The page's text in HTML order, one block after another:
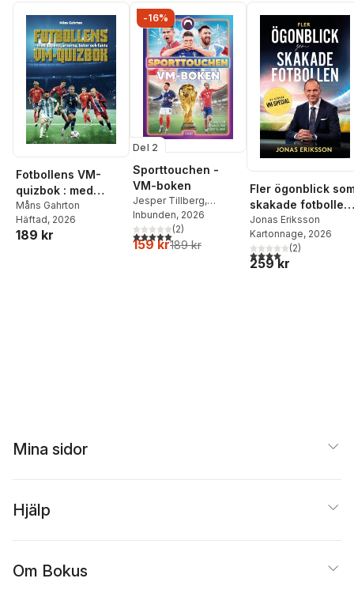
Fotbollens VM-
quizbok : med
superstjärnorna,
listor och fakta
Måns Gahrton
Häftad, 2026
189 kr
-16%
Del 2
Sporttouchen -
VM-boken
Jesper Tillberg,
Sporttouchen,Tim
Rangström
Faro
Inbunden, 2026
5,0utav 5 stjärnor. Totalt antal röster:
(2)
159 kr189 kr
Fler ögonblick
skakade fotbollen
ny utökad VM-
special
Jonas Eriksson
Kartonnage, 2026
4,0utav 5 stjärnor.
(2)
259 kr
Mina sidor
Hjälp
Om Bokus